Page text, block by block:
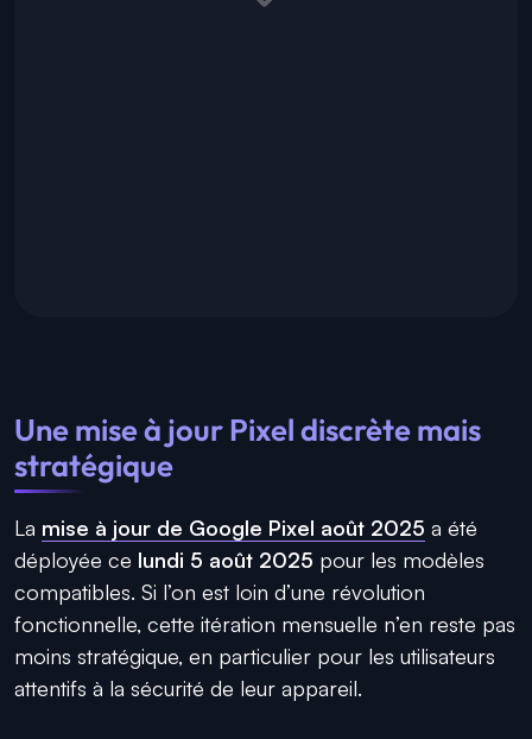
Une mise à jour Pixel discrète mais
stratégique
La mise à jour de Google Pixel août 2025 a été
déployée ce lundi 5 août 2025 pour les modèles
compatibles. Si l’on est loin d’une révolution
fonctionnelle, cette itération mensuelle n’en reste pas
moins stratégique, en particulier pour les utilisateurs
attentifs à la sécurité de leur appareil.